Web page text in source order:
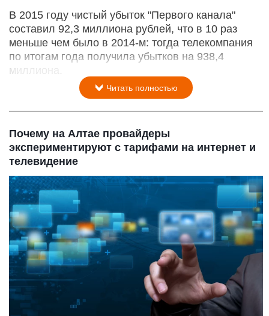
В 2015 году чистый убыток "Первого канала"
составил 92,3 миллиона рублей, что в 10 раз
меньше чем было в 2014-м: тогда телекомпания
по итогам года получила убытков на 938,4
миллиона.
Читать полностью
Почему на Алтае провайдеры
экспериментируют с тарифами на интернет и
телевидение